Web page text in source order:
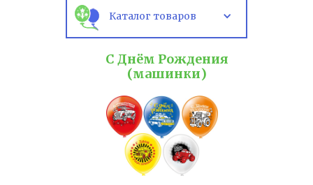
Каталог товаров
С Днём Рождения
(машинки)